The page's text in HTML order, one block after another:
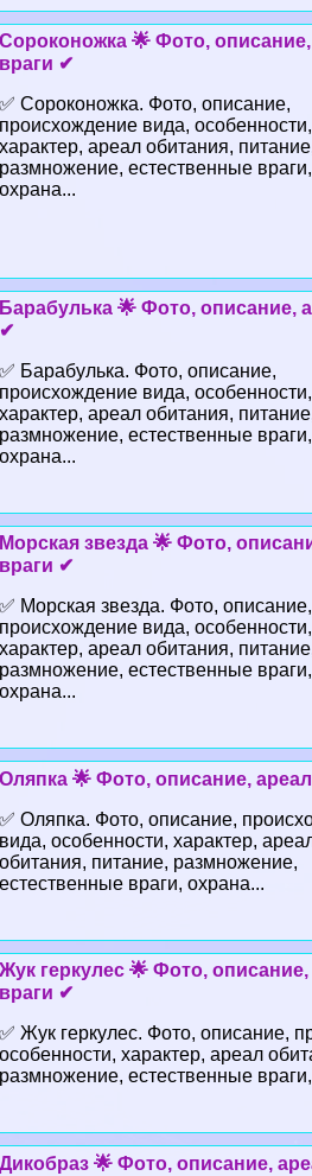
Сороконожка 🌟 Фото,
враги ✔
✅ Сороконожка. Фото, описание,
происхождение вида, особенности,
хаpaктер, ареал обитания,
размножение, естественные враги,
охрана...
Баpaбулька 🌟 Фото, описание,
✔
✅ Баpaбулька. Фото, описание,
происхождение вида, особенности,
хаpaктер, ареал обитания,
размножение, естественные враги,
охрана...
Морская звезда 🌟 Фото,
враги ✔
✅ Морская звезда. Фото, описание,
происхождение вида, особенности,
хаpaктер, ареал обитания,
размножение, естественные враги,
охрана...
Оляпка 🌟 Фото, описание,
✅ Оляпка. Фото, описание,
вида, особенности, хаpaктер,
обитания, питание, размножение,
естественные враги, охрана...
Жук геркулес 🌟 Фото,
враги ✔
✅ Жук геркулес. Фото, описание,
особенности, хаpaктер, ареал
размножение, естественные
Дикобраз 🌟 Фото, описание,